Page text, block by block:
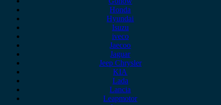
Honda
Hyundai
Isuzu
iveco
Jaecoo
Jaguar
Jeep Chrysler
KIA
Lada
Lancia
Leapmotor